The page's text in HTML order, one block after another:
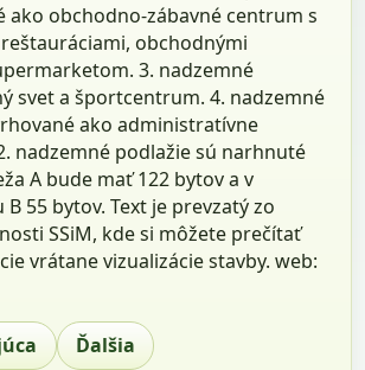
ako obchodno-zábavné centrum s
obchodnými
3. nadzemné
svet a športcentrum. 4. nadzemné
ako administratívne
nadzemné podlažie sú narhnuté
A bude mať 122 bytov a v
55 bytov. Text je prevzatý zo
SSiM, kde si môžete prečítať
vrátane vizualizácie stavby. web:
Ďalšia